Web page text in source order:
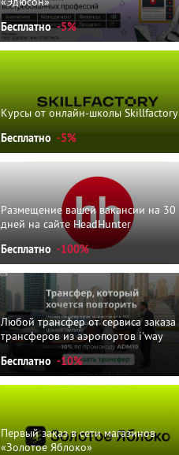
Бесплатно -5%
Курсы от онлайн-школы Skillfactory
Бесплатно -5%
Размещение вашей вакансии на 30
дней на сайте HeadHunter
Бесплатно -100%
Любой трансфер от сервиса заказа
трансферов из аэропортов i'way
Бесплатно -10%
Первый заказ в сети магазинов
«Золотое Яблоко»